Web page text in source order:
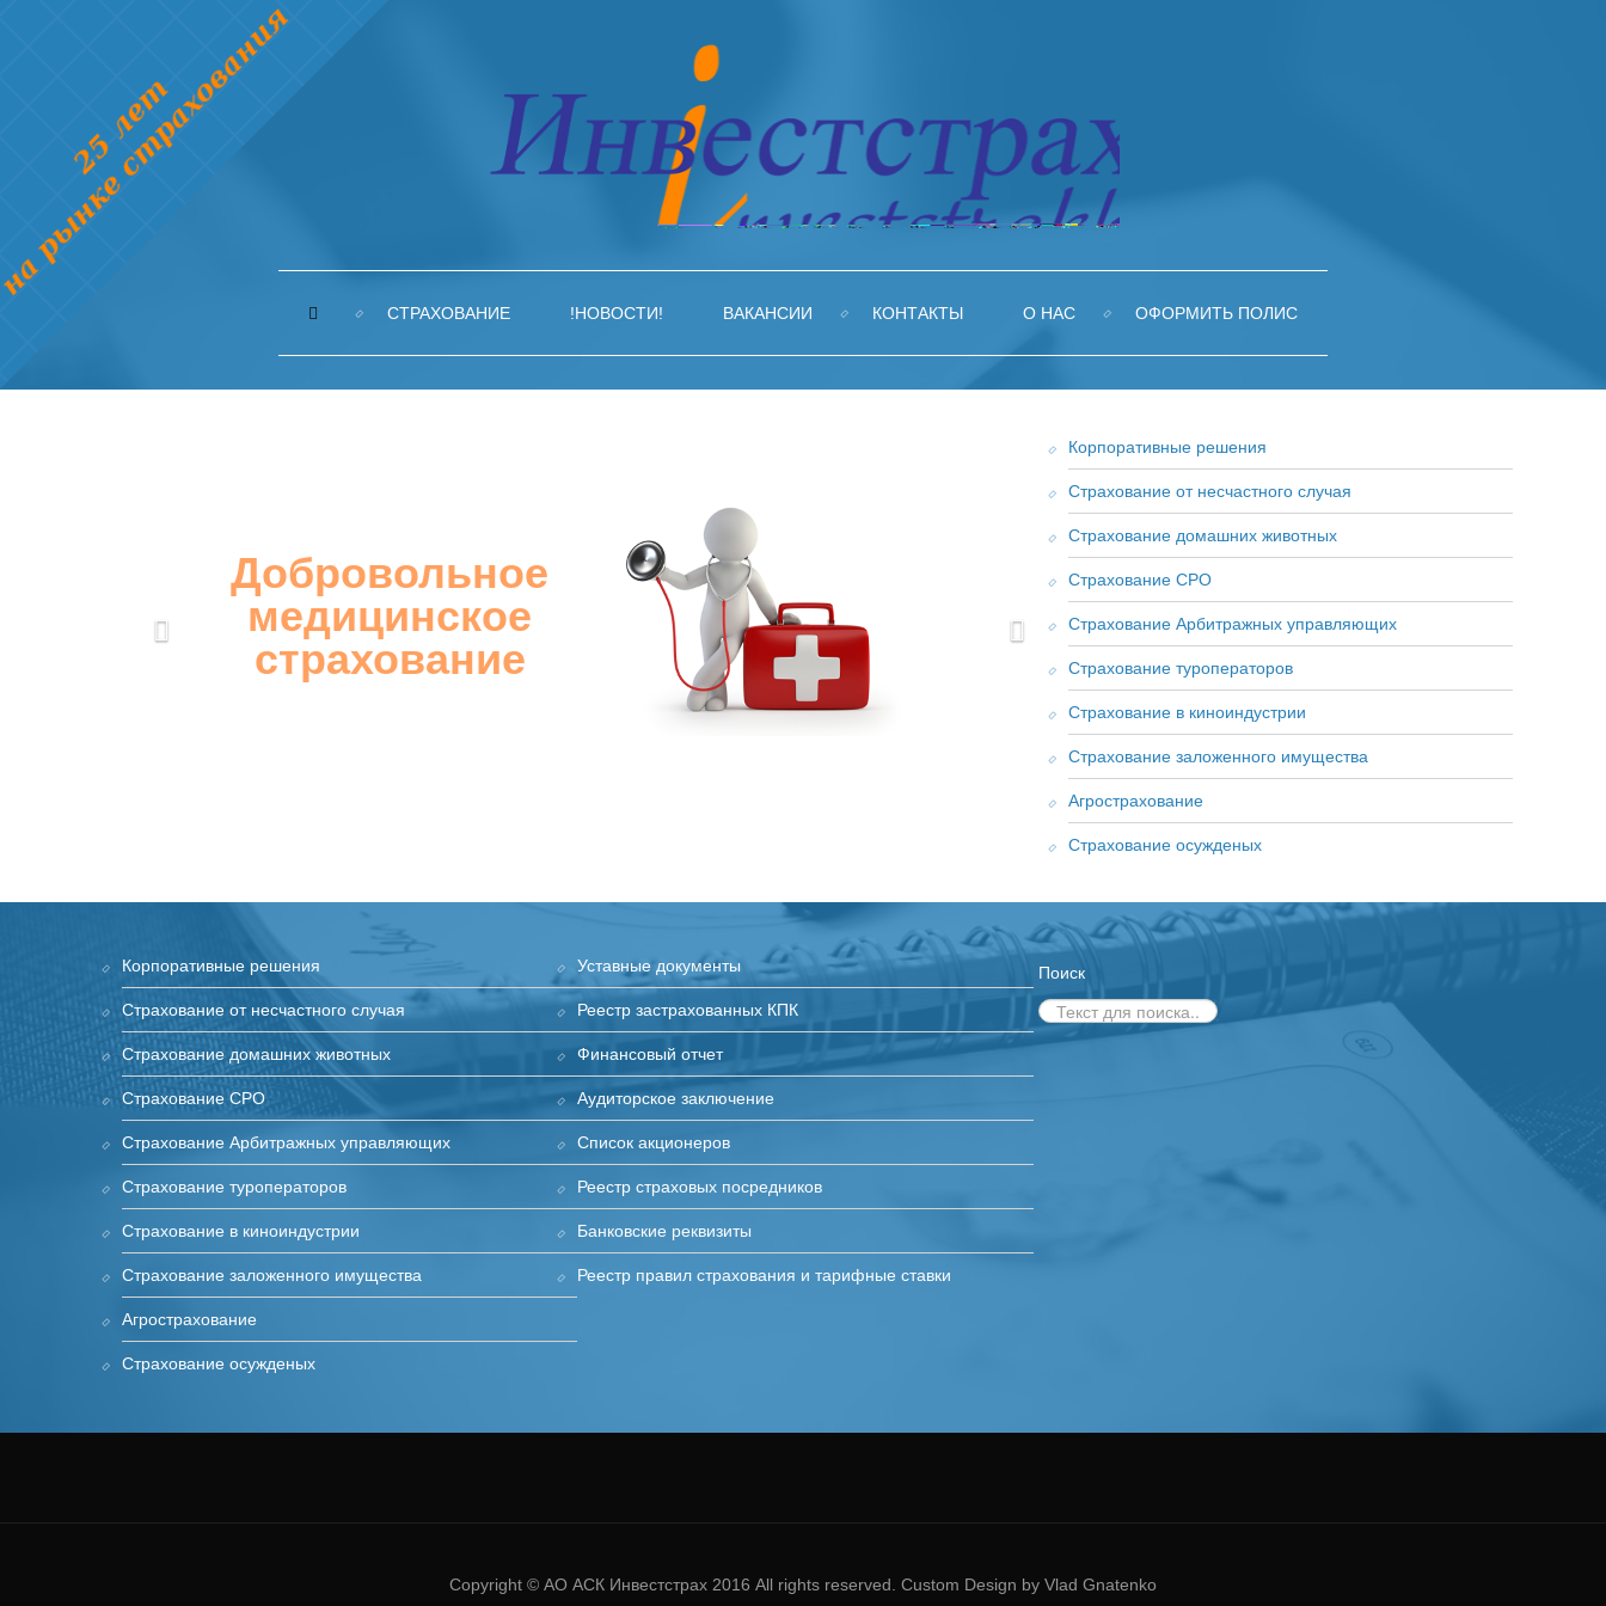
СТРАХОВАНИЕ !НОВОСТИ! ВАКАНСИИ КОНТАКТЫ О НАС ОФОРМИТЬ ПОЛИС
Добровольное
медицинское
страхование
Корпоративные решения
Страхование от несчастного случая
Страхование домашних животных
Страхование СРО
Страхование Арбитражных управляющих
Страхование туроператоров
Страхование в киноиндустрии
Cтрахование заложенного имущества
Агрострахование
Страхование осужденых
Корпоративные решения
Страхование от несчастного случая
Страхование домашних животных
Страхование СРО
Страхование Арбитражных управляющих
Страхование туроператоров
Страхование в киноиндустрии
Cтрахование заложенного имущества
Агрострахование
Страхование осужденых
Уставные документы
Реестр застрахованных КПК
Финансовый отчет
Аудиторское заключение
Список акционеров
Реестр страховых посредников
Банковские реквизиты
Реестр правил страхования и тарифные ставки
Поиск
Copyright © АО АСК Инвестстрах 2016 All rights reserved. Custom Design by Vlad Gnatenko